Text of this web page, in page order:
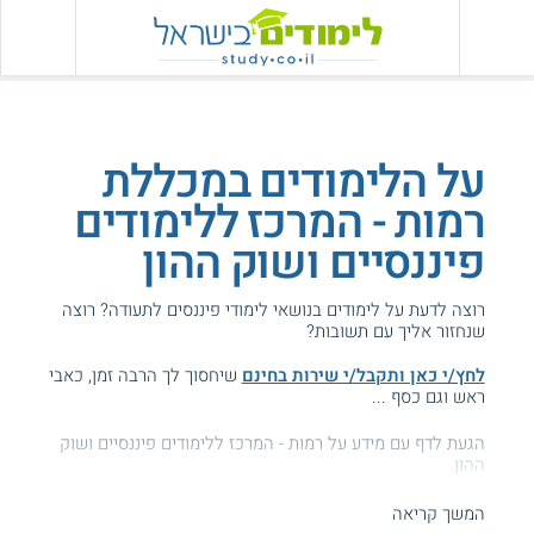
על הלימודים במכללת
רמות - המרכז ללימודים
פיננסיים ושוק ההון
רוצה לדעת על לימודים בנושאי לימודי פיננסים לתעודה? רוצה
שנחזור אליך עם תשובות?
לחץ/י כאן ותקבל/י שירות בחינם שיחסוך לך הרבה זמן, כאבי
ראש וגם כסף ...
הגעת לדף עם מידע על רמות - המרכז ללימודים פיננסיים ושוק
ההון.
המידע באתר הועיל ל87% מהגולשים.המשך קריאה